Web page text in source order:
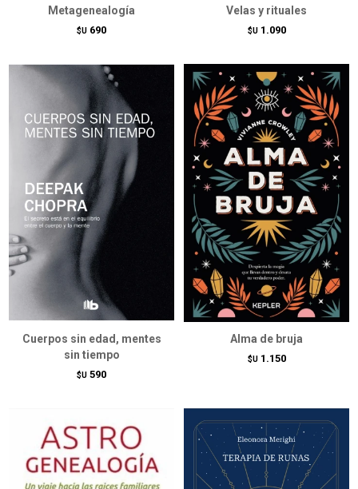
Metagenealogía
$U 690
Velas y rituales
$U 1.090
Cuerpos sin edad, mentes
sin tiempo
$U 590
Alma de bruja
$U 1.150